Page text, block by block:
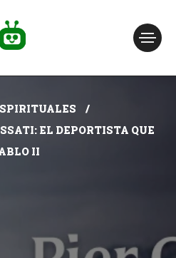
EL DEPORTISTA QUE
II